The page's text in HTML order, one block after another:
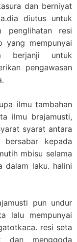
dan berniyat
diutus untuk
penglihatan resi
yang mempunyai
berjanji untuk
pengawasan
ilmu tambahan
ilmu brajamusti,
syarat antara
kepada
mbisu selama
dalam laku. halini
pun undur
lalu mempunyai
resi seta
dan menggoda